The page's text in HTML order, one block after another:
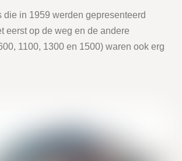
die in 1959 werden gepresenteerd
eerst op de weg en de andere
1100, 1300 en 1500) waren ook erg